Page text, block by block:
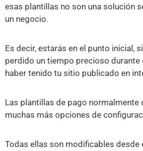
esas plantillas no son una solución
un negocio.
Es decir, estarás en el punto inicial,
perdido un tiempo precioso durante
haber tenido tu sitio publicado en
Las plantillas de pago normalmente
muchas más opciones de
Todas ellas son modificables desde